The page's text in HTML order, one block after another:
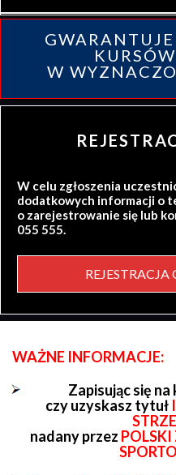
W
W celu zgłoszenia
dodatkowych informacji o
o zarejestrowanie się lub
055 555.
WAŻNE INFORMACJE:
Zapisując się
czy uzyskasz tytuł
nadany przez